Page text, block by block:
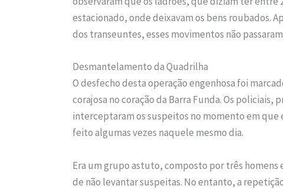
estacionado, onde deixavam os bens roubados.
dos transeuntes, esses movimentos não
Desmantelamento da Quadrilha
O desfecho desta operação engenhosa foi
corajosa no coração da Barra Funda. Os policiais,
interceptaram os suspeitos no momento em que
feito algumas vezes naquele mesmo dia.
Era um grupo astuto, composto por três homens
de não levantar suspeitas. No entanto, a